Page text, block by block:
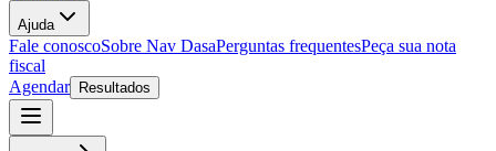
Ajuda
Fale conoscoSobre Nav DasaPerguntas frequentesPeça sua nota
fiscal
Agendar
Resultados